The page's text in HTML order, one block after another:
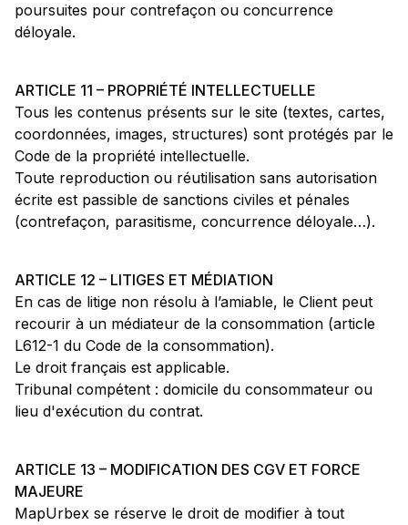
poursuites pour contrefaçon ou concurrence
déloyale.
ARTICLE 11 – PROPRIÉTÉ INTELLECTUELLE
Tous les contenus présents sur le site (textes, cartes,
coordonnées, images, structures) sont protégés par le
Code de la propriété intellectuelle.
Toute reproduction ou réutilisation sans autorisation
écrite est passible de sanctions civiles et pénales
(contrefaçon, parasitisme, concurrence déloyale…).
ARTICLE 12 – LITIGES ET MÉDIATION
En cas de litige non résolu à l’amiable, le Client peut
recourir à un médiateur de la consommation (article
L612-1 du Code de la consommation).
Le droit français est applicable.
Tribunal compétent : domicile du consommateur ou
lieu d'exécution du contrat.
ARTICLE 13 – MODIFICATION DES CGV ET FORCE
MAJEURE
MapUrbex se réserve le droit de modifier à tout